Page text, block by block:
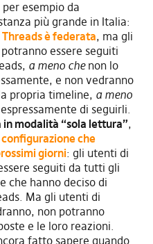
esempio da
più grande in Italia:
è federata, ma gli
essere seguiti
a meno che non lo
e non vedranno
propria timeline, a meno
di seguirli.
in modalità “sola lettura”,
configurazione che
giorni: gli utenti di
seguiti da tutti gli
che hanno deciso di
Ma gli utenti di
non potranno
e le loro reazioni.
fatto sapere quando